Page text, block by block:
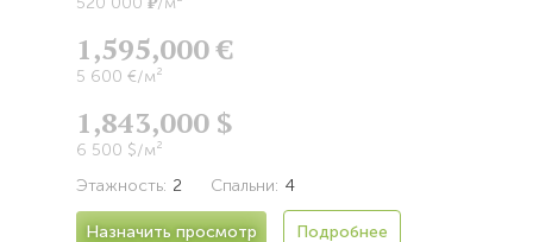
1,595,000 €
5 600 €/м²
1,843,000 $
6 500 $/м²
Этажность: 2 Спальни: 4
Назначить просмотр Подробнее